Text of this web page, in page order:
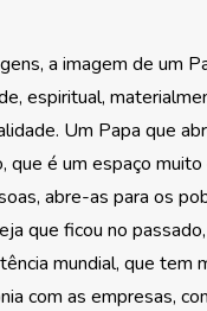
a imagem de um
espiritual,
Um Papa que
que é um espaço
abre-as para os
que ficou no
mundial, que tem
com as empresas,